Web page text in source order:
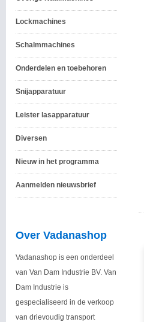
Lockmachines
Schalmmachines
Onderdelen en toebehoren
Snijapparatuur
Leister lasapparatuur
Diversen
Nieuw in het programma
Aanmelden nieuwsbrief
Over Vadanashop
Vadanashop is een onderdeel
van Van Dam Industrie BV. Van
Dam Industrie is
gespecialiseerd in de verkoop
van drievoudig transport